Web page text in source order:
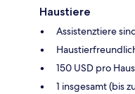
Haustiere
Assistenztiere
150 USD pro
1 insgesamt (bis